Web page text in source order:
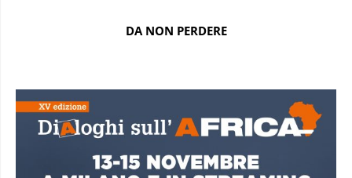
DA NON PERDERE